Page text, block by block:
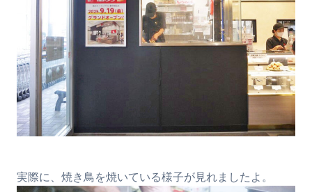
実際に、焼き鳥を焼いている様子が見れましたよ。